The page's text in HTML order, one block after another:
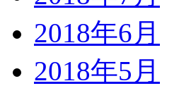
2018年6月
2018年5月